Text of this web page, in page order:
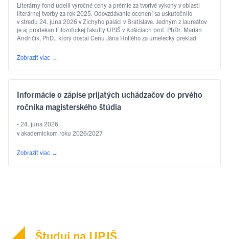
Literárny fond udelil výročné ceny a prémie za tvorivé výkony v oblasti
literárnej tvorby za rok 2025. Odovzdávanie ocenení sa uskutočnilo
v stredu 24. júna 2026 v Zichyho paláci v Bratislave. Jedným z laureátov
je aj prodekan Filozofickej fakulty UPJŠ v Košiciach prof. PhDr. Marián
Andričík, PhD., ktorý dostal Cenu Jána Hollého za umelecký preklad
Zobraziť viac
→
Informácie o zápise prijatých uchádzačov do prvého
ročníka magisterského štúdia
- 24. júna 2026
v akademickom roku 2026/2027
Zobraziť viac →
Študuj na UPJŠ